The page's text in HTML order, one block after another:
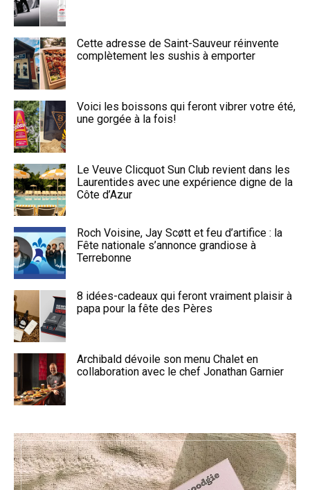
Cette adresse de Saint-Sauveur réinvente
complètement les sushis à emporter
Voici les boissons qui feront vibrer votre été,
une gorgée à la fois!
Le Veuve Clicquot Sun Club revient dans les
Laurentides avec une expérience digne de la
Côte d’Azur
Roch Voisine, Jay Scøtt et feu d’artifice : la
Fête nationale s’annonce grandiose à
Terrebonne
8 idées-cadeaux qui feront vraiment plaisir à
papa pour la fête des Pères
Archibald dévoile son menu Chalet en
collaboration avec le chef Jonathan Garnier